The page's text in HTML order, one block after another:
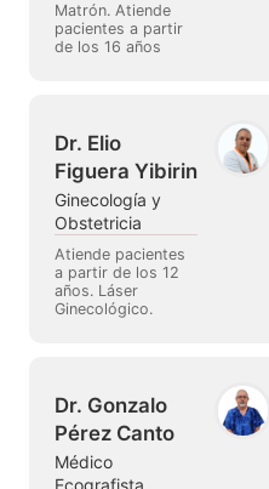
Matrón. Atiende
pacientes a partir
de los 16 años
Dr. Elio
Figuera Yibirin
Ginecología y
Obstetricia
Atiende pacientes
a partir de los 12
años. Láser
Ginecológico.
Dr. Gonzalo
Pérez Canto
Médico
Ecografista